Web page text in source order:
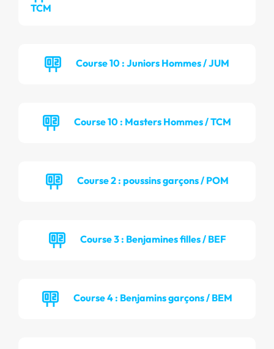
TCM
Course 10 : Juniors Hommes / JUM
Course 10 : Masters Hommes / TCM
Course 2 : poussins garçons / POM
Course 3 : Benjamines filles / BEF
Course 4 : Benjamins garçons / BEM